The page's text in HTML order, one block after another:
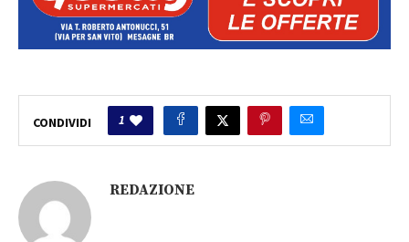
CONDIVIDI 1
REDAZIONE